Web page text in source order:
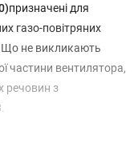
призначені для
газо-повітряних
Що не викликають
частини вентилятора,
речовин з